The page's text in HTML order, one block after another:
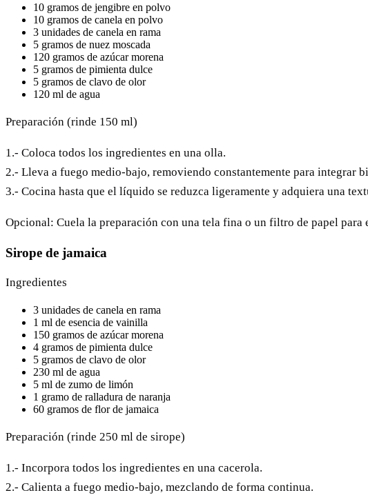
10 gramos de jengibre en polvo
10 gramos de canela en polvo
3 unidades de canela en rama
5 gramos de nuez moscada
120 gramos de azúcar morena
5 gramos de pimienta dulce
5 gramos de clavo de olor
120 ml de agua
Preparación (rinde 150 ml)
1.- Coloca todos los ingredientes en una olla.
2.- Lleva a fuego medio-bajo, removiendo constantemente para integrar
3.- Cocina hasta que el líquido se reduzca ligeramente y adquiera una
Opcional: Cuela la preparación con una tela fina o un filtro de papel
Sirope de jamaica
Ingredientes
3 unidades de canela en rama
1 ml de esencia de vainilla
150 gramos de azúcar morena
4 gramos de pimienta dulce
5 gramos de clavo de olor
230 ml de agua
5 ml de zumo de limón
1 gramo de ralladura de naranja
60 gramos de flor de jamaica
Preparación (rinde 250 ml de sirope)
1.- Incorpora todos los ingredientes en una cacerola.
2.- Calienta a fuego medio-bajo, mezclando de forma continua.